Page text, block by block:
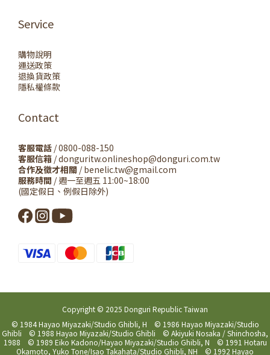
Service
購物說明
運送政策
退換貨政策
隱私權條款
Contact
客服電話 / 0800-088-150
客服信箱 / donguritw.onlineshop@donguri.com.tw
合作及徵才相關 / benelic.tw@gmail.com
服務時間 / 週一至週五 11:00~18:00
(國定假日、例假日除外)
Copyright © 2025 Donguri Republic Taiwan
© 1984 Hayao Miyazaki/Studio Ghibli, H © 1986 Hayao Miyazaki/Studio
Ghibli © 1988 Hayao Miyazaki/Studio Ghibli © Akiyuki Nosaka / Shinchosha,
1988 © 1989 Eiko Kadono/Hayao Miyazaki/Studio Ghibli, N © 1991 Hotaru
Okamoto, Yuko Tone/Isao Takahata/Studio Ghibli, NH © 1992 Hayao